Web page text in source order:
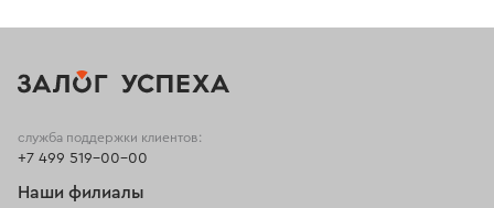
служба поддержки клиентов:
+7 499 519-00-00
Наши филиалы